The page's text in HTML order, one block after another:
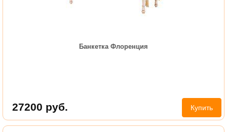
Банкетка Флоренция
27200 руб. Купить